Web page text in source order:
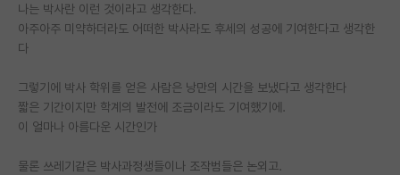
유학교육
재팬라운지 🌸
나는 박사란 이런 것이라고 생각한다.
아주아주 미약하더라도 어떠한 박사라도 후세의 성공에 기여한다고 생각한
다
그렇기에 박사 학위를 얻은 사람은 낭만의 시간을 보냈다고 생각한다
짧은 기간이지만 학계의 발전에 조금이라도 기여했기에.
이 얼마나 아름다운 시간인가
물론 쓰레기같은 박사과정생들이나 조작범들은 논외고.